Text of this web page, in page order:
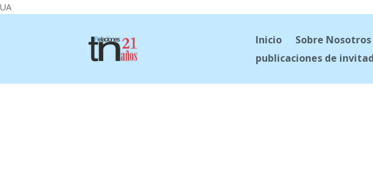
UA
Inicio Sobre Nosotros
publicaciones de